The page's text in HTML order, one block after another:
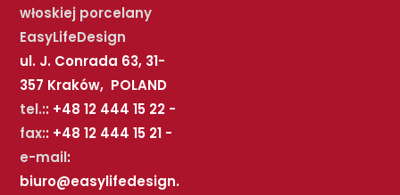
włoskiej porcelany
EasyLifeDesign
ul. J. Conrada 63, 31-
357 Kraków, POLAND
tel.:: +48 12 444 15 22 -
fax:: +48 12 444 15 21 -
e-mail:
biuro@easylifedesign.